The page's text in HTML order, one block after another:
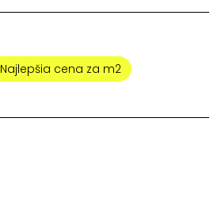
Najlepšia cena za m2